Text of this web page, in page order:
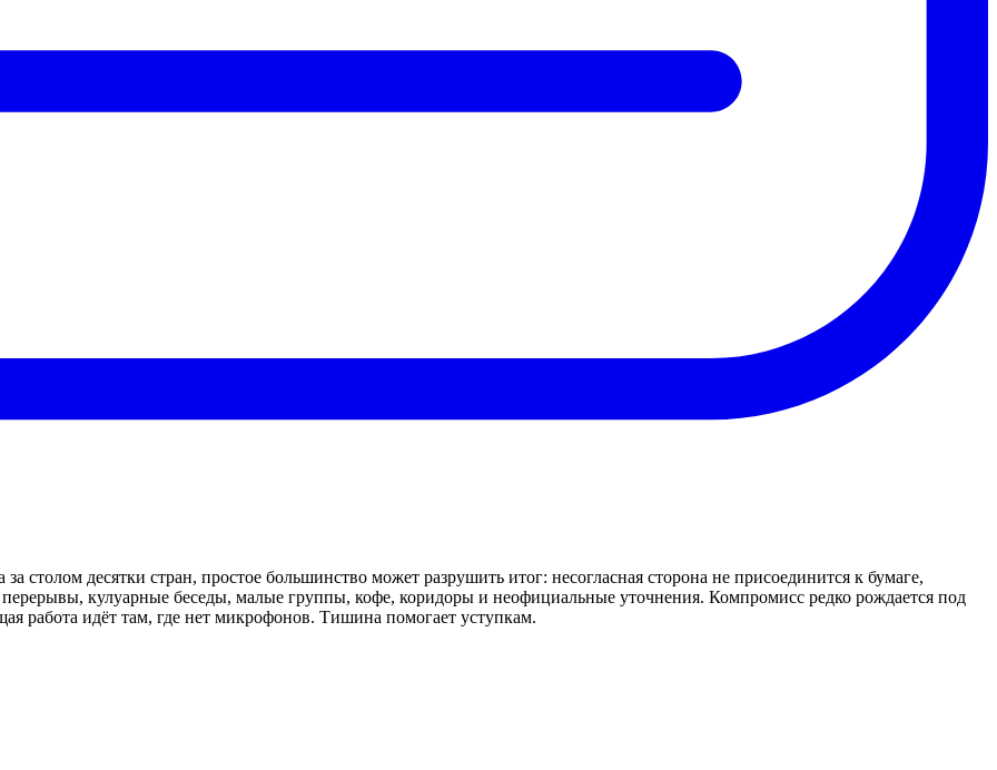
столом десятки стран, простое большинство может разрушить итог: несогласная сторона не присоединится к бумаге,
кулуарные беседы, малые группы, кофе, коридоры и неофициальные уточнения. Компромисс редко рождается под
работа идёт там, где нет микрофонов. Тишина помогает уступкам.